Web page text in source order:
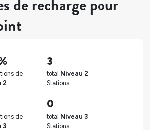
de recharge pour
de
2
3
total Niveau 2
Stations
de
3
0
total Niveau 3
Stations